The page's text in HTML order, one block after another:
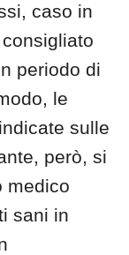
caso in
periodo di
le
sulle
però, si
medico
sani in